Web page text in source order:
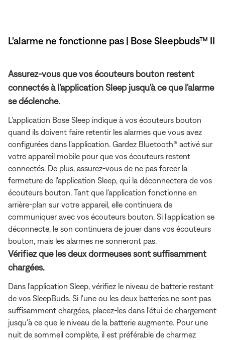
L'alarme ne fonctionne pas | Bose Sleepbuds™ II
Assurez-vous que vos écouteurs bouton restent
connectés à l'application Sleep jusqu'à ce que l'alarme
se déclenche.
L'application Bose Sleep indique à vos écouteurs bouton
quand ils doivent faire retentir les alarmes que vous avez
configurées dans l'application. Gardez Bluetooth® activé sur
votre appareil mobile pour que vos écouteurs restent
connectés. De plus, assurez-vous de ne pas forcer la
fermeture de l'application Sleep, qui la déconnectera de vos
écouteurs bouton. Tant que l'application fonctionne en
arrière-plan sur votre appareil, elle continuera de
communiquer avec vos écouteurs bouton. Si l'application se
déconnecte, le son continuera de jouer dans vos écouteurs
bouton, mais les alarmes ne sonneront pas.
Vérifiez que les deux dormeuses sont suffisamment
chargées.
Dans l'application Sleep, vérifiez le niveau de batterie restant
de vos SleepBuds. Si l'une ou les deux batteries ne sont pas
suffisamment chargées, placez-les dans l'étui de chargement
jusqu'à ce que le niveau de la batterie augmente. Pour une
nuit de sommeil complète, il est préférable de charmez